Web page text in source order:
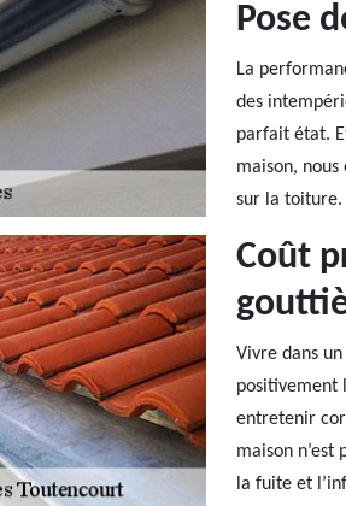
Pose
La
des
parfait état.
maison,
sur la toiture.
Coût
Vivre dans
positivement
entretenir
maison
la fuite et